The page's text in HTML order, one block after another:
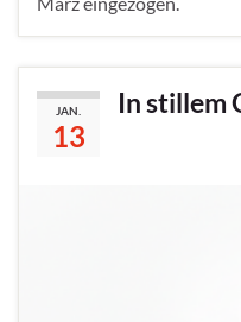
JAN.
13
In stillem